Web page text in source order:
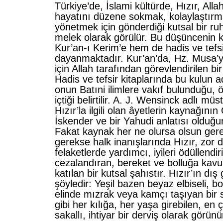
Türkiye’de, İslami kültürde, Hızır,
hayatını düzene sokmak,
yönetmek için gönderdiği kutsal bir
melek olarak görülür. Bu düşün­cenin
Kur’an-ı Kerim’e hem de hadis ve
dayanmaktadır. Kur’an’da, Hz.
için Allah tarafından görevlendirilen
Hadis ve tefsir kitaplarında bu kulun
onun Batıni ilimlere vakıf bulunduğu,
içtiği belirtilir. A. J. Wensinck adlı
Hızır’la ilgili olan âyetlerin kaynağının
İskender ve bir Yahudi anlatısı
Fakat kaynak her ne olursa olsun
gerekse halk inanışlarında Hızır, zor
felaket­lerde yardımcı, iyileri
cezalandıran, bereket ve bolluğa
katılan bir kutsal şahıstır. Hı­zır’ın
şöyledir: Yeşil bazen beyaz elbiseli,
elinde mızrak veya kamçı taşıyan bir
gibi her kılığa, her yaşa girebilen, en
sakallı, ihtiyar bir derviş olarak